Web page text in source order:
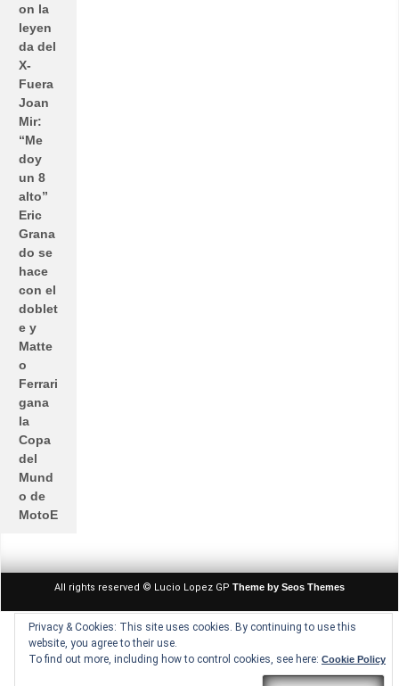
Privacy & Cookies: This site uses cookies. By continuing to use this
website, you agree to their use.
To find out more, including how to control cookies, see here: Cookie Policy
on la
leyen
da del
X-
Fuera
Joan
Mir:
“Me
doy
un 8
alto”
Eric
Grana
do se
hace
con el
doblet
e y
Matte
o
Ferrari
gana
la
Copa
del
Mund
o de
MotoE
All rights reserved © Lucio Lopez GP Theme by Seos Themes